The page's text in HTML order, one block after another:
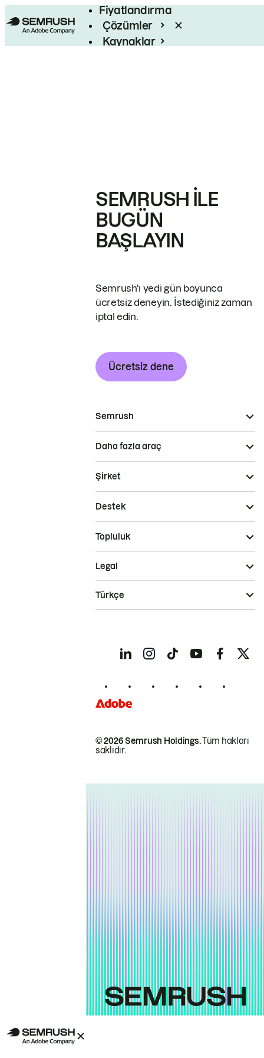
Fiyatlandırma
Çözümler
Kaynaklar
SEMRUSH ILE
BUGÜN
BAŞLAYIN
Semrush'ı yedi gün boyunca
ücretsiz deneyin. İstediğiniz zaman
iptal edin.
Ücretsiz dene
Semrush
Daha fazla araç
Şirket
Destek
Topluluk
© 2026 Semrush Holdings.Tüm hakları
saklıdır.
Legal
Türkçe